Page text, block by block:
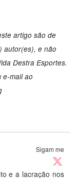
artigo são de
autor(es), e não
Destra Esportes.
e-mail ao
Sigam me
e a lacração nos